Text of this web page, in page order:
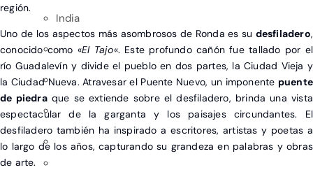
India
región.
Uno de los aspectos más asombrosos de Ronda es su desfiladero,
conocido como «El Tajo«. Este profundo cañón fue tallado por el
río Guadalevín y divide el pueblo en dos partes, la Ciudad Vieja y
la Ciudad Nueva. Atravesar el Puente Nuevo, un imponente puente
de piedraque se extiende sobre el desfiladero, brinda una vista
espectacular de la garganta y los paisajes circundantes. El
desfiladero también ha inspirado a escritores, artistas y poetas a
lo largo de los años, capturando su grandeza en palabras y obras
de arte.